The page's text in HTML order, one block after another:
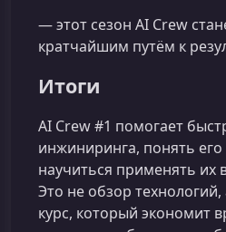
— этот сезон AI Crew
кратчайшим путём к
Итоги
AI Crew #1 помогает
инжиниринга, понять
научиться применять их
Это не обзор
курс, который экономит